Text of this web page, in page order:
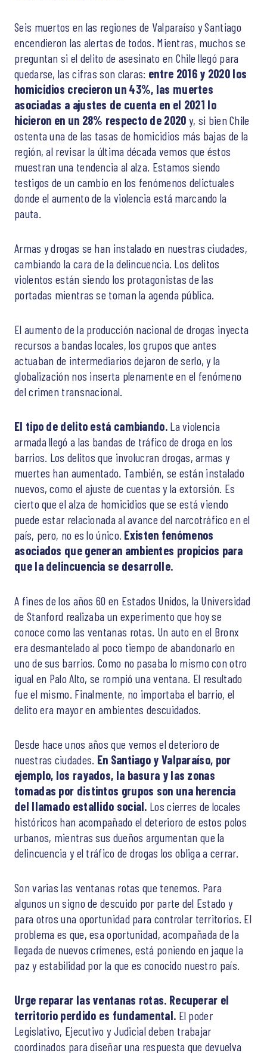
Seis muertos en las regiones de Valparaíso y Santiago
encendieron las alertas de todos. Mientras, muchos se
preguntan si el delito de asesinato en Chile llegó para
quedarse, las cifras son claras: entre 2016 y 2020 los
homicidios crecieron un 43%, las muertes
asociadas a ajustes de cuenta en el 2021 lo
hicieron en un 28% respecto de 2020 y, si bien Chile
ostenta una de las tasas de homicidios más bajas de la
región, al revisar la última década vemos que éstos
muestran una tendencia al alza. Estamos siendo
testigos de un cambio en los fenómenos delictuales
donde el aumento de la violencia está marcando la
pauta.
Armas y drogas se han instalado en nuestras ciudades,
cambiando la cara de la delincuencia. Los delitos
violentos están siendo los protagonistas de las
portadas mientras se toman la agenda pública.
El aumento de la producción nacional de drogas inyecta
recursos a bandas locales, los grupos que antes
actuaban de intermediarios dejaron de serlo, y la
globalización nos inserta plenamente en el fenómeno
del crimen transnacional.
El tipo de delito está cambiando.La violencia
armada llegó a las bandas de tráfico de droga en los
barrios. Los delitos que involucran drogas, armas y
muertes han aumentado. También, se están instalado
nuevos, como el ajuste de cuentas y la extorsión. Es
cierto que el alza de homicidios que se está viendo
puede estar relacionada al avance del narcotráfico en el
país, pero, no es lo único. Existen fenómenos
asociados que generan ambientes propicios para
que la delincuencia se desarrolle.
A fines de los años 60 en Estados Unidos, la Universidad
de Stanford realizaba un experimento que hoy se
conoce como las ventanas rotas. Un auto en el Bronx
era desmantelado al poco tiempo de abandonarlo en
uno de sus barrios. Como no pasaba lo mismo con otro
igual en Palo Alto, se rompió una ventana. El resultado
fue el mismo. Finalmente, no importaba el barrio, el
delito era mayor en ambientes descuidados.
Desde hace unos años que vemos el deterioro de
nuestras ciudades. En Santiago y Valparaíso, por
ejemplo, los rayados, la basura y las zonas
tomadas por distintos grupos son una herencia
del llamado estallido social. Los cierres de locales
históricos han acompañado el deterioro de estos polos
urbanos, mientras sus dueños argumentan que la
delincuencia y el tráfico de drogas los obliga a cerrar.
Son varias las ventanas rotas que tenemos. Para
algunos un signo de descuido por parte del Estado y
para otros una oportunidad para controlar territorios. El
problema es que, esa oportunidad, acompañada de la
llegada de nuevos crímenes, está poniendo en jaque la
paz y estabilidad por la que es conocido nuestro país.
Urge reparar las ventanas rotas. Recuperar el
territorio perdido es fundamental. El poder
Legislativo, Ejecutivo y Judicial deben trabajar
coordinados para diseñar una respuesta que devuelva